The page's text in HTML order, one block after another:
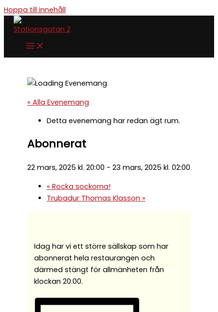
Hoppa till innehåll
« Alla Evenemang
Detta evenemang har redan ägt rum.
Abonnerat
22 mars, 2025 kl. 20:00 - 23 mars, 2025 kl. 02:00
« Rocka sockorna!
Trubadur Thomas Klasson »
Idag har vi ett större sällskap som har
abonnerat hela restaurangen och
därmed stängt för allmänheten från
klockan 20.00.